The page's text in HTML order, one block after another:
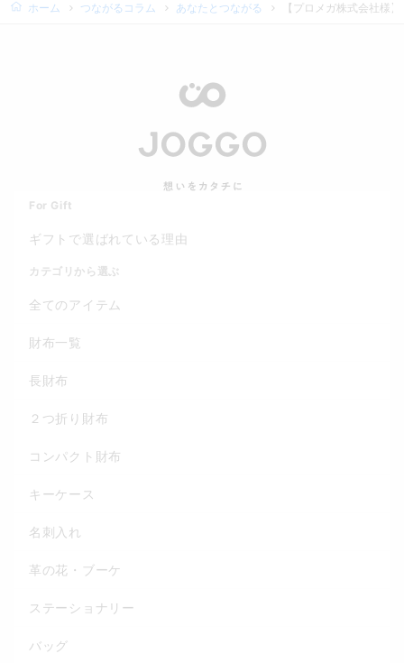
ホーム つながるコラム あなたとつながる 【プロメガ株式会社様
For Gift
ギフトで選ばれている理由
カテゴリから選ぶ
全てのアイテム
財布一覧
長財布
２つ折り財布
コンパクト財布
キーケース
名刺入れ
革の花・ブーケ
ステーショナリー
バッグ